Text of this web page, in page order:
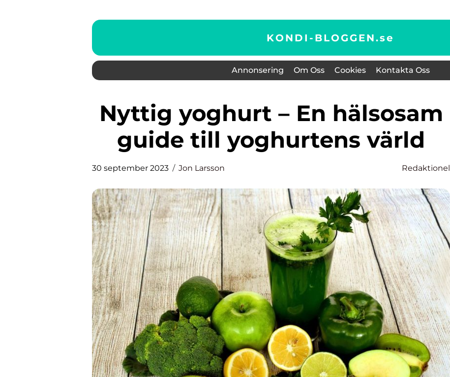
KONDI-BLOGGEN.se
Annonsering Om Oss Cookies Kontakta Oss
Nyttig yoghurt – En hälsosam
guide till yoghurtens värld
30 september 2023 Jon Larsson Redaktionel